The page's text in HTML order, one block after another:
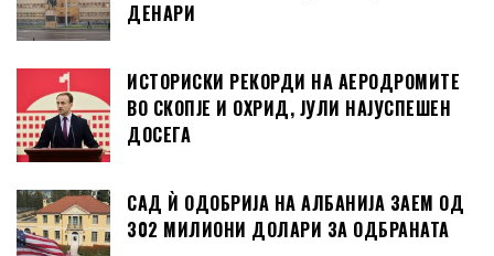
ДЕНАРИ
ИСТОРИСКИ РЕКОРДИ НА АЕРОДРОМИТЕ
ВО СКОПЈЕ И ОХРИД, ЈУЛИ НАЈУСПЕШЕН
ДОСЕГА
САД Ѝ ОДОБРИЈА НА АЛБАНИЈА ЗАЕМ ОД
302 МИЛИОНИ ДОЛАРИ ЗА ОДБРАНАТА